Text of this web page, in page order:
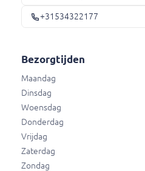
Gewokte rode uien en paprika
€ 16,50
Wokkie pikante mix (cha
Gewokte cha shiu pork vlees en
mixen met groenten in pikante
statiegeld (€ 0,20),
€ 16,50
+31534322177
Bezorgtijden
Maandag
Dinsdag
Woensdag
Donderdag
Vrijdag
Zaterdag
Zondag